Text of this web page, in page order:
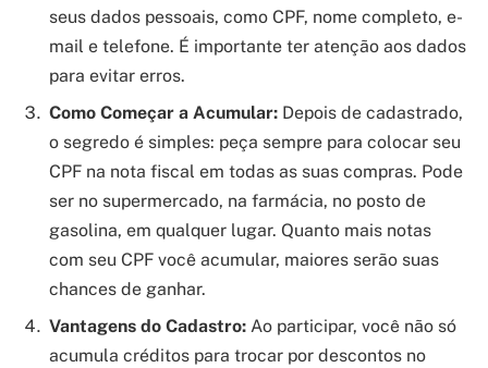
seus dados pessoais, como CPF, nome completo, e-
mail e telefone. É importante ter atenção aos dados
para evitar erros.
Como Começar a Acumular: Depois de cadastrado,
o segredo é simples: peça sempre para colocar seu
CPF na nota fiscal em todas as suas compras. Pode
ser no supermercado, na farmácia, no posto de
gasolina, em qualquer lugar. Quanto mais notas
com seu CPF você acumular, maiores serão suas
chances de ganhar.
Vantagens do Cadastro: Ao participar, você não só
acumula créditos para trocar por descontos no